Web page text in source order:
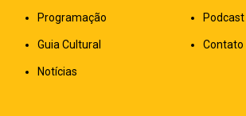
Programação
Guia Cultural
Notícias
Podcast
Contato